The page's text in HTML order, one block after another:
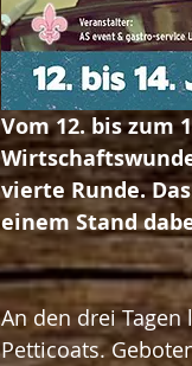
Vom 12. bis zum
vierte Runde.
einem Stand
An den drei
Petticoats.